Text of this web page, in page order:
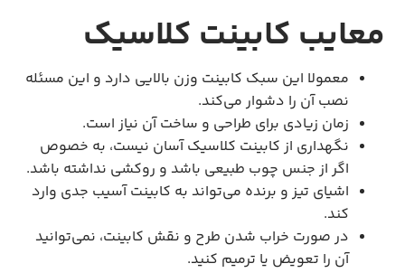
معایب کابینت کلاسیک
معمولا این سبک کابینت وزن بالایی دارد و این مسئله
نصب آن را دشوار می‌کند.
زمان زیادی برای طراحی و ساخت آن نیاز است.
نگهداری از کابینت کلاسیک آسان نیست، به خصوص
اگر از جنس چوب طبیعی باشد و روکشی نداشته باشد.
اشیای تیز و برنده می‌تواند به کابینت آسیب جدی وارد
کند.
در صورت خراب شدن طرح و نقش کابینت، نمی‌توانید
آن را تعویض یا ترمیم کنید.